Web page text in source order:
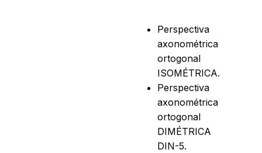
Perspectiva
axonométrica
ortogonal
ISOMÉTRICA.
Perspectiva
axonométrica
ortogonal
DIMÉTRICA
DIN-5.